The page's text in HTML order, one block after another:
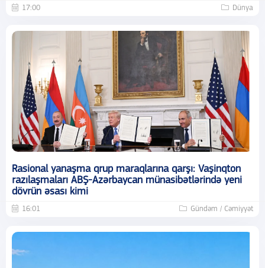
17:00 Dünya
Rasional yanaşma qrup maraqlarına qarşı: Vaşinqton
razılaşmaları ABŞ-Azərbaycan münasibətlərində yeni
dövrün əsası kimi
16:01 Gündəm / Cəmiyyət